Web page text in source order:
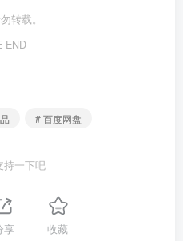
转载。
END
# 百度网盘
持一下吧
享 收藏